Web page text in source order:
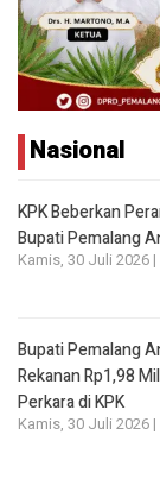
Nasional
KPK Beberkan
Bupati Pemalang
Kamis, 30 Juli 2026 |
Bupati Pemalang
Rekanan Rp1,98
Perkara di KPK
Kamis, 30 Juli 2026 |